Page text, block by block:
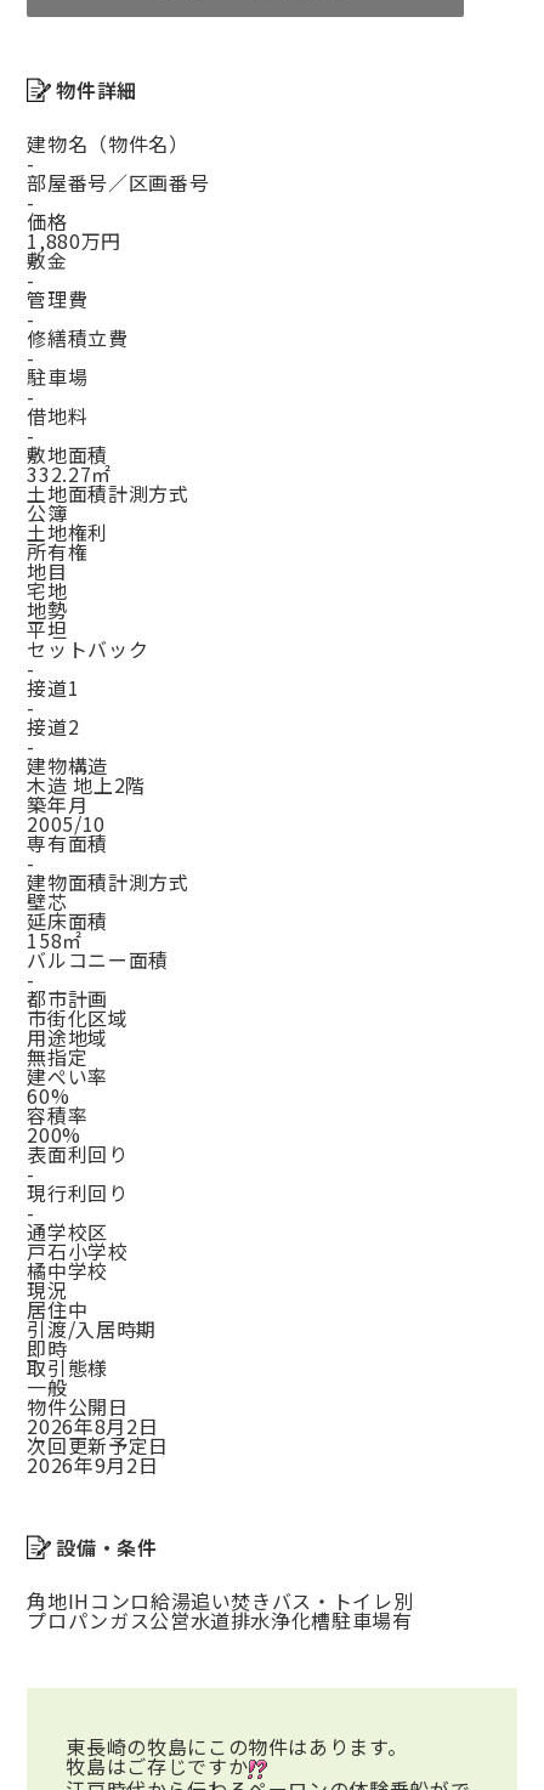
物件詳細
建物名（物件名）
-
部屋番号／区画番号
-
価格
1,880万円
敷金
-
管理費
-
修繕積立費
-
駐車場
-
借地料
-
敷地面積
332.27㎡
土地面積計測方式
公簿
土地権利
所有権
地目
宅地
地勢
平坦
セットバック
-
接道1
-
接道2
-
建物構造
木造 地上2階
築年月
2005/10
専有面積
-
建物面積計測方式
壁芯
延床面積
158㎡
バルコニー面積
-
都市計画
市街化区域
用途地域
無指定
建ぺい率
60%
容積率
200%
表面利回り
-
現行利回り
-
通学校区
戸石小学校
橘中学校
現況
居住中
引渡/入居時期
即時
取引態様
一般
物件公開日
2026年8月2日
次回更新予定日
2026年9月2日
設備・条件
角地IHコンロ給湯追い焚きバス・トイレ別
プロパンガス公営水道排水浄化槽駐車場有
東長崎の牧島にこの物件はあります。
牧島はご存じですか